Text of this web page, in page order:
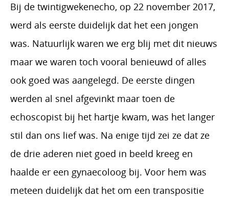
Bij de twintigwekenecho, op 22 november 2017,
werd als eerste duidelijk dat het een jongen
was. Natuurlijk waren we erg blij met dit nieuws
maar we waren toch vooral benieuwd of alles
ook goed was aangelegd. De eerste dingen
werden al snel afgevinkt maar toen de
echoscopist bij het hartje kwam, was het langer
stil dan ons lief was. Na enige tijd zei ze dat ze
de drie aderen niet goed in beeld kreeg en
haalde er een gynaecoloog bij. Voor hem was
meteen duidelijk dat het om een transpositie